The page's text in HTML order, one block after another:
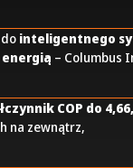
inteligentnego
– Columbus
COP do 4,66,
na zewnątrz,